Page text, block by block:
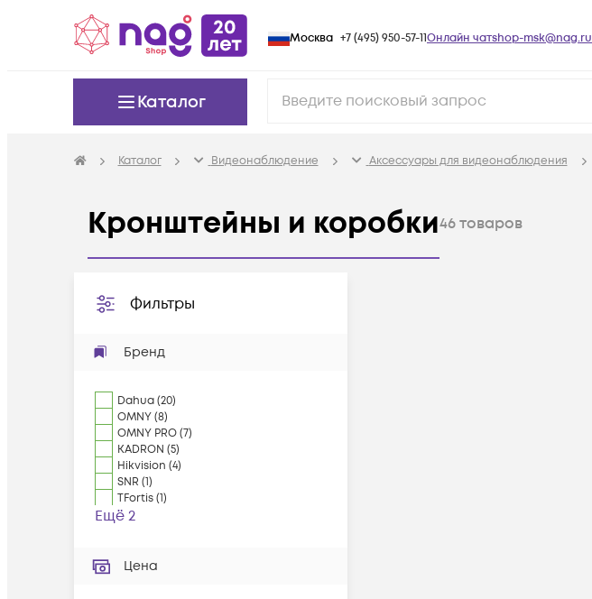
Москва +7 (495) 950-57-11Онлайн чатshop-msk@nag.ru
Каталог
Каталог Видеонаблюдение Аксессуары для видеонаблюдения
Кронштейны и коробки46товаров
Фильтры
Бренд
Dahua(20)
OMNY(8)
OMNY PRO(7)
KADRON (5)
Hikvision (4)
SNR (1)
TFortis(1)
Ещё 2
Цена